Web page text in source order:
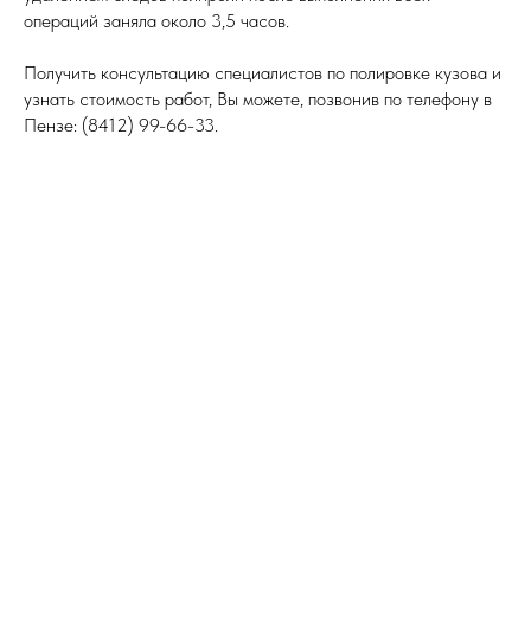
операций заняла около 3,5 часов.
Получить консультацию специалистов по полировке кузова и
узнать стоимость работ, Вы можете, позвонив по телефону в
Пензе: (8412) 99-66-33.